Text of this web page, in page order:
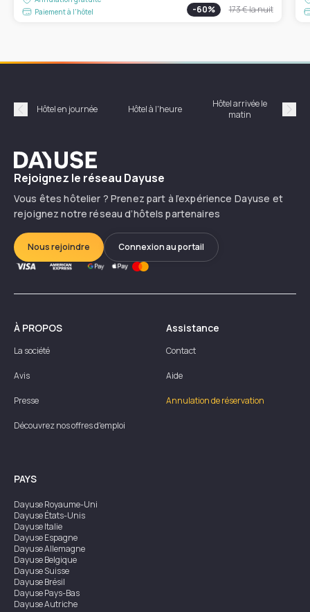
Paiement à l'hôtel
-60% 173 €la nuit
Précédent
Hôtel en journée Hôtel à l'heure
Hôtel arrivée le
matin
Dayuse
Rejoignez le réseau Dayuse
Vous êtes hôtelier ? Prenez part à l’expérience Dayuse et
rejoignez notre réseau d’hôtels partenaires
Nous rejoindre Connexion au portail
À PROPOS
La société
Avis
Presse
Découvrez nos offres d'emploi
Assistance
Contact
Aide
Annulation de réservation
PAYS
DayuseRoyaume-Uni
DayuseÉtats-Unis
DayuseItalie
DayuseEspagne
DayuseAllemagne
DayuseBelgique
DayuseSuisse
DayuseBrésil
DayusePays-Bas
DayuseAutriche